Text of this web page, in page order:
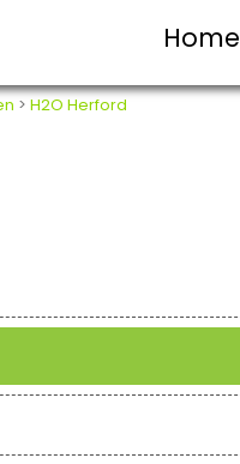
Home
> H2O Herford